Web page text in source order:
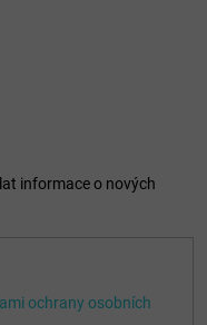
informace o nových
ochrany osobních